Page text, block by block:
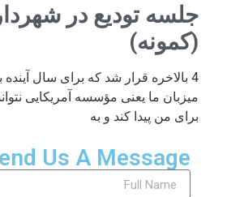
جلسه تودیع در
(کمونه)
4 بالاخره قرار شد که برای سال آینده
میزبان ما یعنی مؤسسه آمریکایی
برای من پیدا کند و به
Us A Message